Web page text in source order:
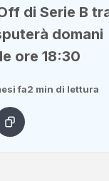
di Serie B
domani
ore 18:30
fa2 min di lettura